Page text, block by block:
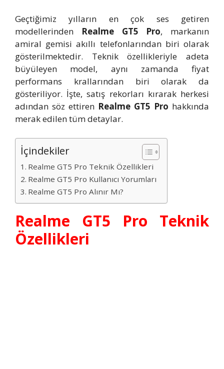
Geçtiğimiz yılların en çok ses getiren
modellerinden Realme GT5 Pro, markanın
amiral gemisi akıllı telefonlarından biri olarak
gösterilmektedir. Teknik özellikleriyle adeta
büyüleyen model, aynı zamanda fiyat
performans krallarından biri olarak da
gösteriliyor. İşte, satış rekorları kırarak herkesi
adından söz ettiren Realme GT5 Pro hakkında
merak edilen tüm detaylar.
İçindekiler
Realme GT5 Pro Teknik Özellikleri
Realme GT5 Pro Kullanıcı Yorumları
Realme GT5 Pro Alınır Mı?
Realme GT5 Pro Teknik
Özellikleri